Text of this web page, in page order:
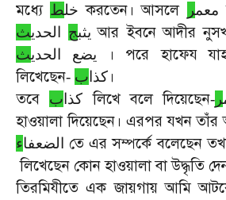
মধ্যে
خلط করতেন। আসলে معمر
يثبج الحديث আর ইবনে আদীর
يضع الحديث । পরে হাফেয
লিখেছেন- كذا ب
।
তবে
كذا ب লিখে বলে দিয়েছেন- ر
হাওয়ালা দিয়েছেন। এরপর যখন তাঁর
الضعفاء তে এর সম্পর্কে বলেছেন
লিখেছেন কোন হাওয়ালা বা উদ্ধৃতি
তিরমিযীতে এক জায়গায় আমি